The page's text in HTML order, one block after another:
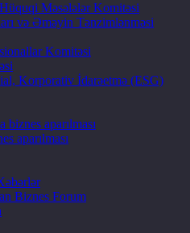
Məsələlər Komitəsi
və Əməyin Tənzimlənməsi
Komitəsi
Korporativ İdarəetmə (ESG)
biznes aparılması
aparılması
Biznes Forum